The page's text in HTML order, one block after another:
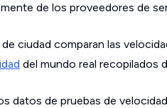
de los proveedores de
ciudad comparan las
del mundo real recopilados
datos de pruebas de